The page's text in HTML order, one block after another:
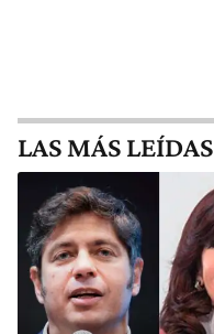
LAS MÁS LEÍDAS